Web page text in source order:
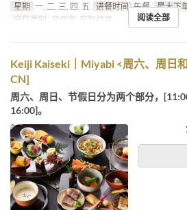
星期 一, 二, 三, 四, 五 进餐时间 午餐 最大下
座位类别 窓個室, 窓無個室 阅读全部
Keiji Kaiseki｜Miyabi <周六、周日
CN]
周六、周日、节假日分为两个部分，
16:00]。